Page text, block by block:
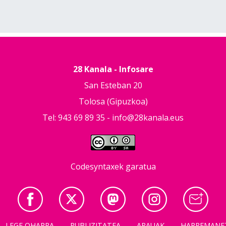
28 Kanala - Infosare
San Esteban 20
Tolosa (Gipuzkoa)
Tel: 943 69 89 35 - info@28kanala.eus
Codesyntaxek garatua